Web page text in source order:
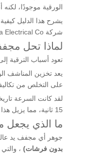
الورقية موجودًا،
يشرح هذا الدليل
شركة TaiShan Jie Da Electrical Co. والتي تمثل بعضًا من أفضل الخيارات المتاحة حاليًا.
لماذا تحل
تعود أسباب الترقية
يعد تخزين المناشف
على التخلص من تكاليف
15 ثانية، مما يزيل هذا الاحتكاك تمامًا. قم بإقران ذلك مع تنشيط الأشعة تحت الحمراء بدون لمس، وسيكون لديك تجهيزات مرحاض سريعة وصحية.
ما الذي يجعل
جوهر أي مجفف يد عالي
بدون فرشات) ،